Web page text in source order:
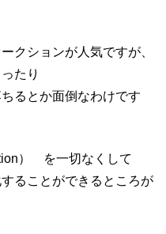
クションが人気ですが、
たり
るとか面倒なわけです
） を一切なくして
ることができるところが